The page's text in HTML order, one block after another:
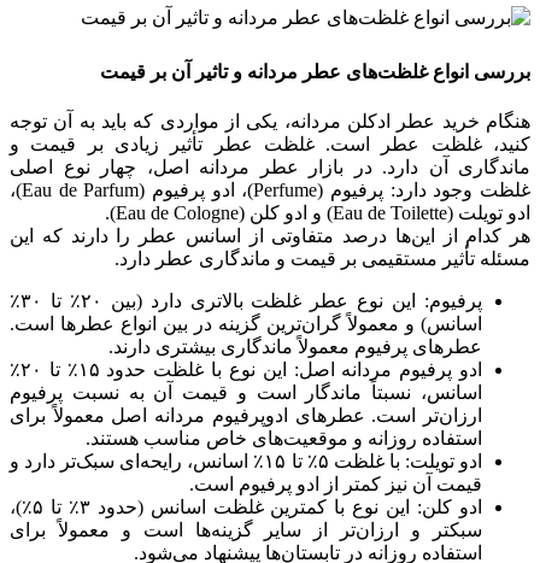
بررسی انواع غلظت‌های عطر مردانه و تاثیر آن بر قیمت
هنگام خرید عطر ادکلن مردانه، یکی از مواردی که باید به آن توجه
کنید، غلظت عطر است. غلظت عطر تأثیر زیادی بر قیمت و
ماندگاری آن دارد. در بازار عطر مردانه اصل، چهار نوع اصلی
غلظت وجود دارد: پرفیوم (Perfume)، ادو پرفیوم (Eau de Parfum)،
ادو تویلت (Eau de Toilette) و ادو کلن (Eau de Cologne).
هر کدام از این‌ها درصد متفاوتی از اسانس عطر را دارند که این
مسئله تأثیر مستقیمی بر قیمت و ماندگاری عطر دارد.
پرفیوم: این نوع عطر غلظت بالاتری دارد (بین ۲۰٪ تا ۳۰٪
اسانس) و معمولاً گران‌ترین گزینه در بین انواع عطرها است.
عطرهای پرفیوم معمولاً ماندگاری بیشتری دارند.
ادو پرفیوم مردانه اصل: این نوع با غلظت حدود ۱۵٪ تا ۲۰٪
اسانس، نسبتاً ماندگار است و قیمت آن به نسبت پرفیوم
ارزان‌تر است. عطرهای ادوپرفیوم مردانه اصل معمولاً برای
استفاده روزانه و موقعیت‌های خاص مناسب هستند.
ادو تویلت: با غلظت ۵٪ تا ۱۵٪ اسانس، رایحه‌ای سبک‌تر دارد و
قیمت آن نیز کمتر از ادو پرفیوم است.
ادو کلن: این نوع با کمترین غلظت اسانس (حدود ۳٪ تا ۵٪)،
سبکتر و ارزان‌تر از سایر گزینه‌ها است و معمولاً برای
استفاده روزانه در تابستان‌ها پیشنهاد می‌شود.